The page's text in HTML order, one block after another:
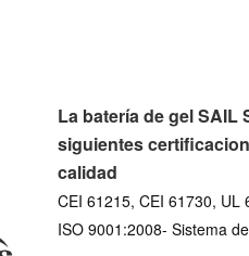
La batería de gel SAIL
siguientes
calidad
CEI 61215, CEI 61730, UL
ISO 9001:2008- Sistema